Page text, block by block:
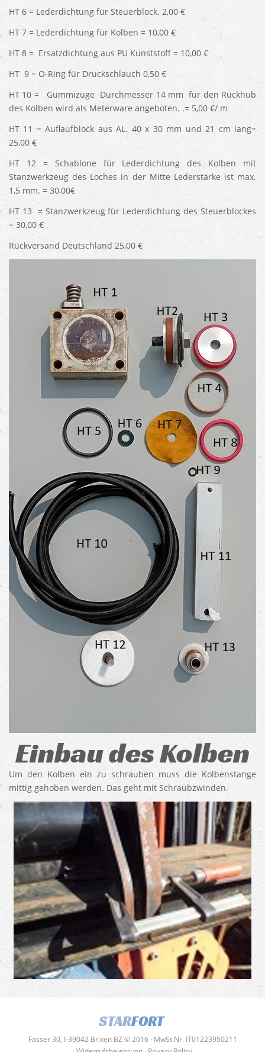
HT 6 = Lederdichtung für Steuerblock. 2,00 €
HT 7 = Lederdichtung für Kolben = 10,00 €
HT 8 = Ersatzdichtung aus PU Kunststoff = 10,00 €
HT 9 = O-Ring für Druckschlauch 0,50 €
HT 10 = Gummizüge Durchmesser 14 mm für den Rückhub
des Kolben wird als Meterware angeboten. .= 5,00 €/ m
HT 11 = Auflaufblock aus AL. 40 x 30 mm und 21 cm lang=
25,00 €
HT 12 = Schablone für Lederdichtung des Kolben mit
Stanzwerkzeug des Loches in der Mitte Lederstärke ist max.
1,5 mm. = 30,00€
HT 13 = Stanzwerkzeug für Lederdichtung des Steuerblockes
= 30,00 €
Rückversand Deutschland 25,00 €
Einbau des Kolben
Um den Kolben ein zu schrauben muss die Kolbenstange
mittig gehoben werden. Das geht mit Schraubzwinden.
STARFORT
Fasser 30, I-39042 Brixen BZ © 2016 · MwSt.Nr. IT01223950211